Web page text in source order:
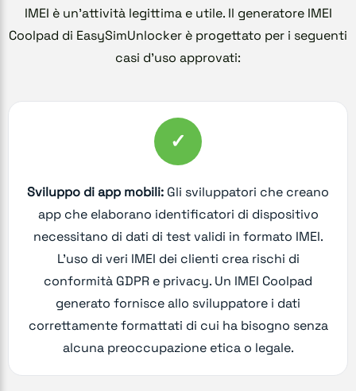
IMEI è un'attività legittima e utile. Il generatore IMEI
Coolpad di EasySimUnlocker è progettato per i seguenti
casi d'uso approvati:
✓
Sviluppo di app mobili: Gli sviluppatori che creano
app che elaborano identificatori di dispositivo
necessitano di dati di test validi in formato IMEI.
L'uso di veri IMEI dei clienti crea rischi di
conformità GDPR e privacy. Un IMEI Coolpad
generato fornisce allo sviluppatore i dati
correttamente formattati di cui ha bisogno senza
alcuna preoccupazione etica o legale.